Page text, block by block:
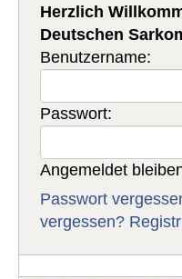
Herzlich
Deutschen
Benutzername:
Passwort:
Angemeldet
Passwort
vergessen?